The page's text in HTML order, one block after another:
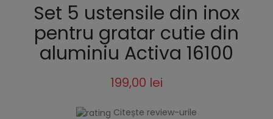
Set 5 ustensile din inox
pentru gratar cutie din
aluminiu Activa 16100
199,00 lei
Citește review-urile